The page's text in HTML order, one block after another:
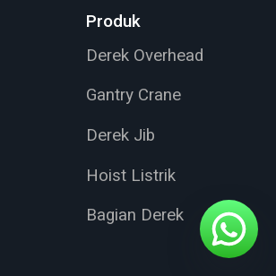
Produk
Derek Overhead
Gantry Crane
Derek Jib
Hoist Listrik
Bagian Derek